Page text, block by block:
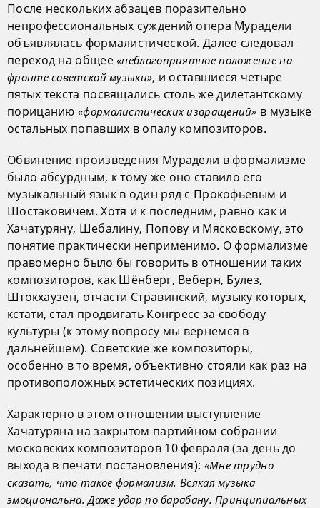
После нескольких абзацев поразительно
непрофессиональных суждений опера Мурадели
объявлялась формалистической. Далее следовал
переход на общее«неблагоприятное положение на
фронте советской музыки», и оставшиеся четыре
пятых текста посвящались столь же дилетантскому
порицанию «формалистических извращений» в музыке
остальных попавших в опалу композиторов.
Обвинение произведения Мурадели в формализме
было абсурдным, к тому же оно ставило его
музыкальный язык в один ряд с Прокофьевым и
Шостаковичем. Хотя и к последним, равно как и
Хачатуряну, Шебалину, Попову и Мясковскому, это
понятие практически неприменимо. О формализме
правомерно было бы говорить в отношении таких
композиторов, как Шёнберг, Веберн, Булез,
Штокхаузен, отчасти Стравинский, музыку которых,
кстати, стал продвигать Конгресс за свободу
культуры (к этому вопросу мы вернемся в
дальнейшем). Советские же композиторы,
особенно в то время, объективно стояли как раз на
противоположных эстетических позициях.
Характерно в этом отношении выступление
Хачатуряна на закрытом партийном собрании
московских композиторов 10 февраля (за день до
выхода в печати постановления): «Мне трудно
сказать, что такое формализм. Всякая музыка
эмоциональна. Даже удар по барабану. Принципиальных